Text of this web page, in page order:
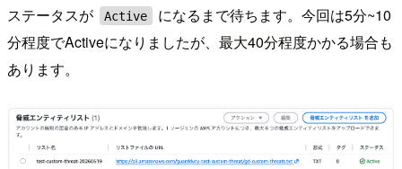
ステータスが Active
になるまで待ちます。今回は5分~10
分程度でActiveになりましたが、最大40分程度かかる場合も
あります。